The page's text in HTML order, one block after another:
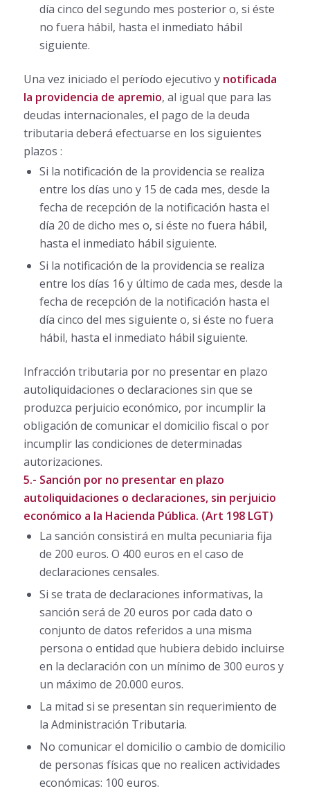
día cinco del segundo mes posterior o, si éste
no fuera hábil, hasta el inmediato hábil
siguiente.
Una vez iniciado el período ejecutivo y notificada
la providencia de apremio, al igual que para las
deudas internacionales, el pago de la deuda
tributaria deberá efectuarse en los siguientes
plazos :
Si la notificación de la providencia se realiza
entre los días uno y 15 de cada mes, desde la
fecha de recepción de la notificación hasta el
día 20 de dicho mes o, si éste no fuera hábil,
hasta el inmediato hábil siguiente.
Si la notificación de la providencia se realiza
entre los días 16 y último de cada mes, desde la
fecha de recepción de la notificación hasta el
día cinco del mes siguiente o, si éste no fuera
hábil, hasta el inmediato hábil siguiente.
Infracción tributaria por no presentar en plazo
autoliquidaciones o declaraciones sin que se
produzca perjuicio económico, por incumplir la
obligación de comunicar el domicilio fiscal o por
incumplir las condiciones de determinadas
autorizaciones.
5.- Sanción por no presentar en plazo
autoliquidaciones o declaraciones, sin perjuicio
económico a la Hacienda Pública. (Art 198 LGT)
La sanción consistirá en multa pecuniaria fija
de 200 euros. O 400 euros en el caso de
declaraciones censales.
Si se trata de declaraciones informativas, la
sanción será de 20 euros por cada dato o
conjunto de datos referidos a una misma
persona o entidad que hubiera debido incluirse
en la declaración con un mínimo de 300 euros y
un máximo de 20.000 euros.
La mitad si se presentan sin requerimiento de
la Administración Tributaria.
No comunicar el domicilio o cambio de domicilio
de personas físicas que no realicen actividades
económicas: 100 euros.